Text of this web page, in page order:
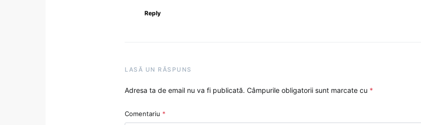
Reply
LASĂ UN RĂSPUNS
Adresa ta de email nu va fi publicată. Câmpurile obligatorii sunt marcate cu *
Comentariu *